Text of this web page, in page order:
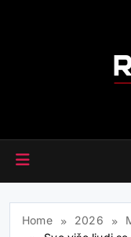
Home 2026